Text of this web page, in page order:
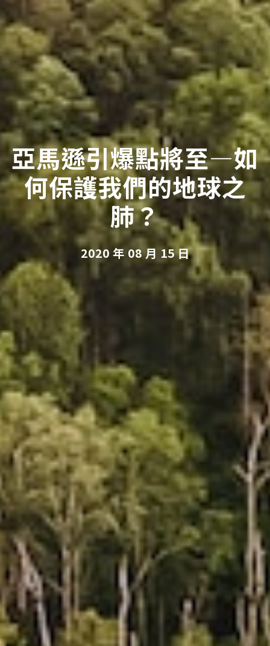
亞馬遜引爆點將至—如
何保護我們的地球之
肺？
2020 年 08 月 15 日